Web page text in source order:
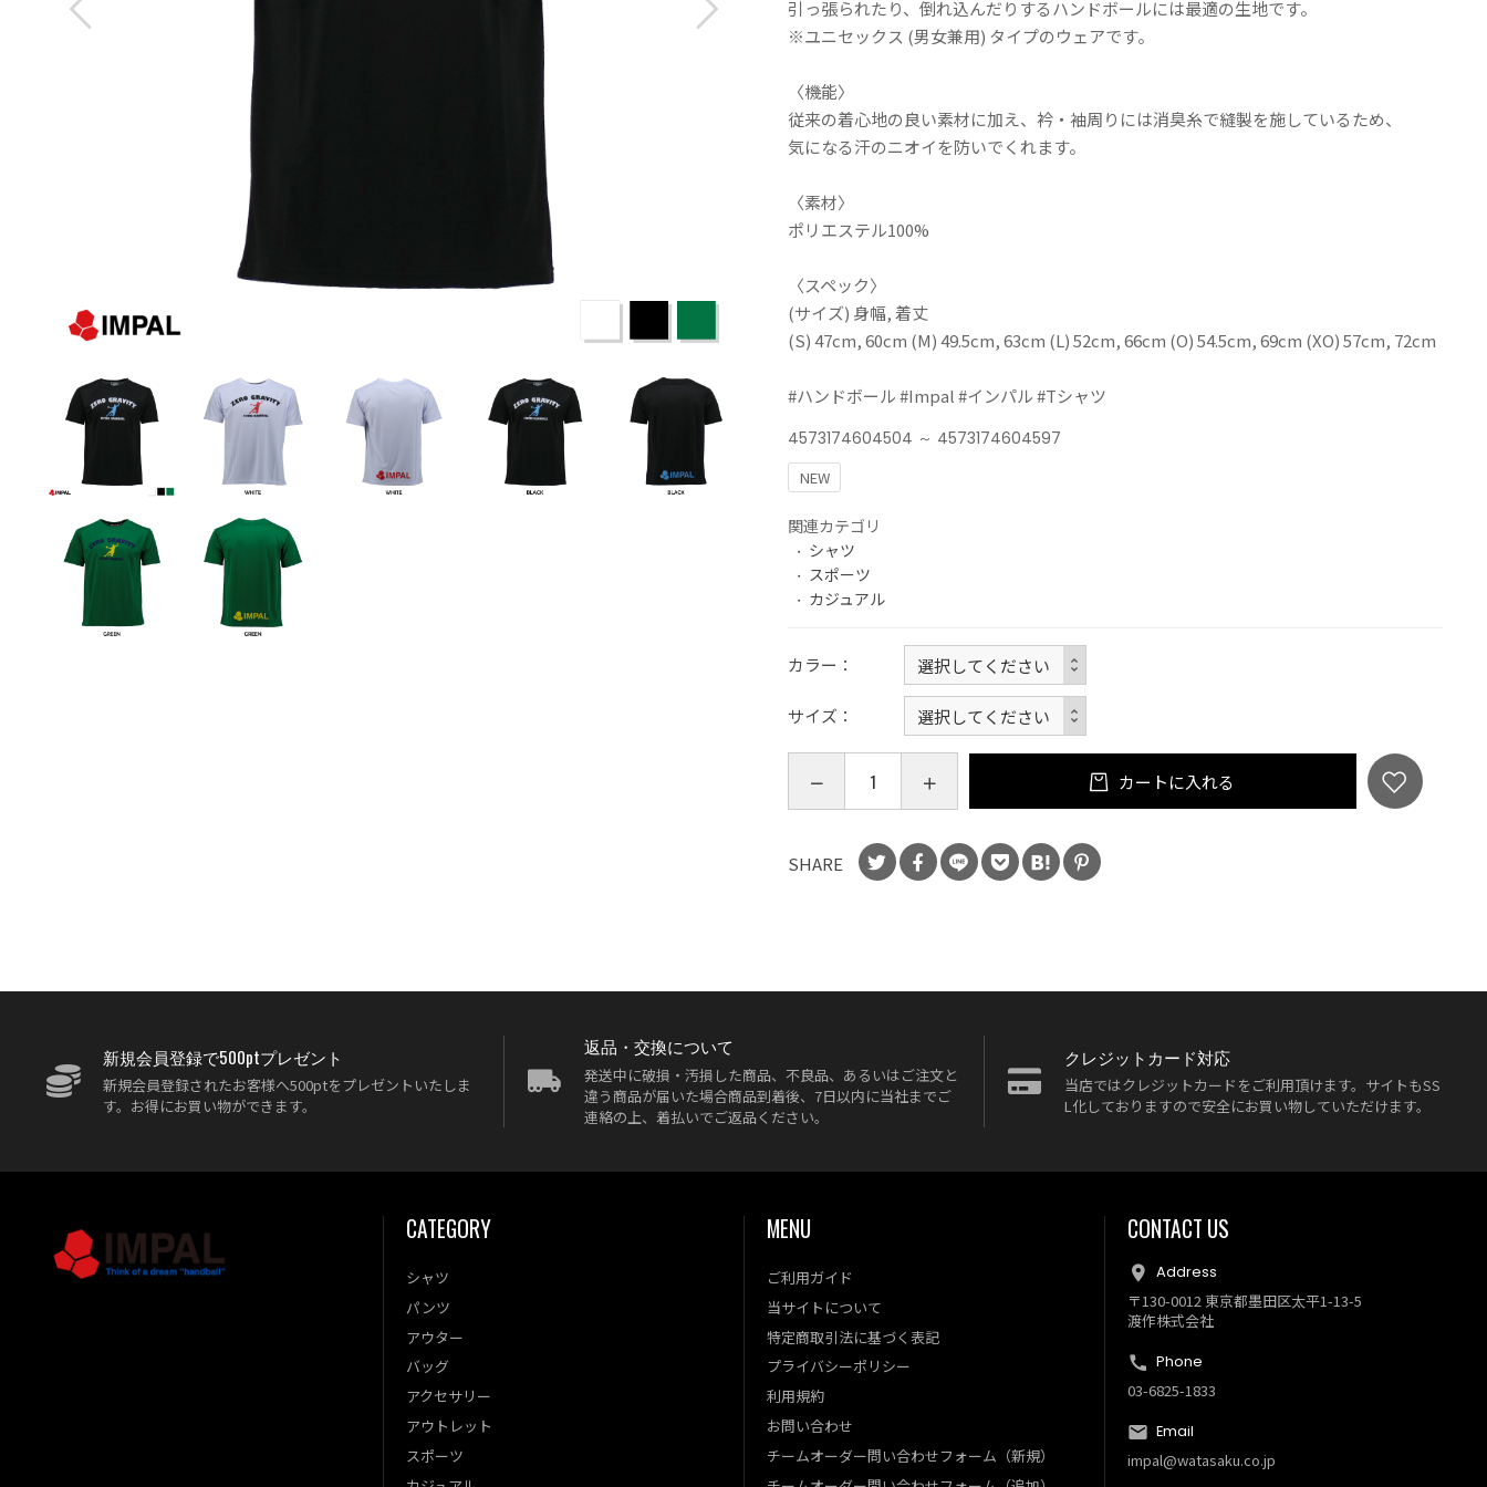
引っ張られたり、倒れ込んだりするハンドボールには最適の生地です。
※ユニセックス (男女兼用) タイプのウェアです。
〈機能〉
従来の着心地の良い素材に加え、衿・袖周りには消臭糸で縫製を施しているため、
気になる汗のニオイを防いでくれます。
〈素材〉
ポリエステル100%
〈スペック〉
(サイズ) 身幅, 着丈
(S) 47cm, 60cm (M) 49.5cm, 63cm (L) 52cm, 66cm (O) 54.5cm, 69cm (XO) 57cm, 72cm
#ハンドボール #Impal #インパル #Tシャツ
4573174604504 ～ 4573174604597
NEW
関連カテゴリ
シャツ
スポーツ
カジュアル
カラー
サイズ
カートに入れる
SHARE
新規会員登録で500ptプレゼント
新規会員登録されたお客様へ500ptをプレゼントいたしま
す。お得にお買い物ができます。
返品・交換について
発送中に破損・汚損した商品、不良品、あるいはご注文と
違う商品が届いた場合商品到着後、7日以内に当社までご
連絡の上、着払いでご返品ください。
クレジットカード対応
当店ではクレジットカードをご利用頂けます。サイトもSS
L化しておりますので安全にお買い物していただけます。
CATEGORY
シャツ
パンツ
アウター
バッグ
アクセサリー
アウトレット
スポーツ
MENU
ご利用ガイド
当サイトについて
特定商取引法に基づく表記
プライバシーポリシー
利用規約
お問い合わせ
チームオーダー問い合わせフォーム（新規）
CONTACT US
Address
〒130-0012 東京都墨田区太平1-13-5
渡作株式会社
Phone
03-6825-1833
Email
impal@watasaku.co.jp